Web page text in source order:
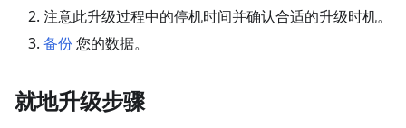
注意此升级过程中的停机时间并确认合适的升级时机。
备份您的数据。
就地升级步骤